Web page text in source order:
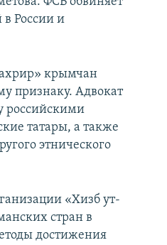
России и
крымчан
признаку. Адвокат
российскими
татары, а также
этнического
«Хизб ут-
стран в
достижения